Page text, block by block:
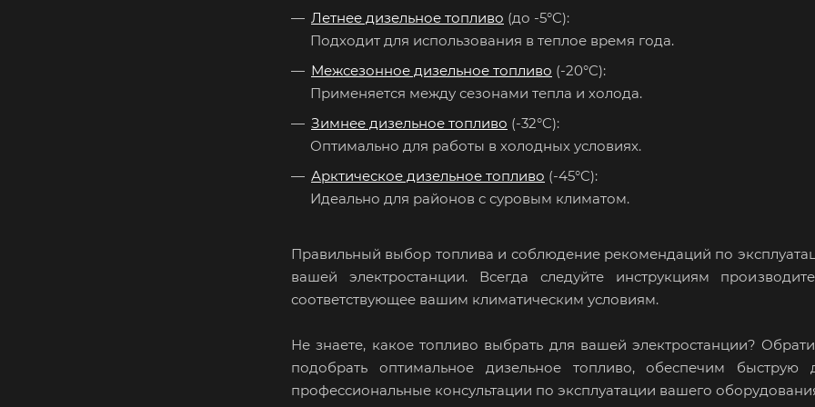
Летнее дизельное топливо (до -5°C):
Подходит для использования в теплое время года.
Межсезонное дизельное топливо (-20°C):
Применяется между сезонами тепла и холода.
Зимнее дизельное топливо (-32°C):
Оптимально для работы в холодных условиях.
Арктическое дизельное топливо (-45°C):
Идеально для районов с суровым климатом.
Правильный выбор топлива и соблюдение рекомендаций по
вашей электростанции. Всегда следуйте инструкциям
соответствующее вашим климатическим условиям.
Не знаете, какое топливо выбрать для вашей электростанции?
подобрать оптимальное дизельное топливо, обеспечим
профессиональные консультации по эксплуатации вашего